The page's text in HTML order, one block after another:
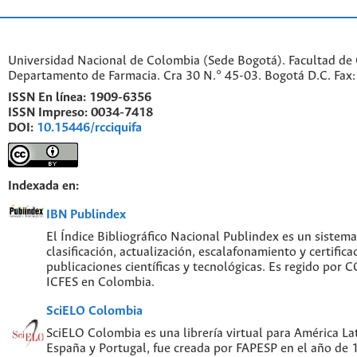
Universidad Nacional de Colombia (Sede Bogotá). Facultad de
Departamento de Farmacia. Cra 30 N.° 45-03. Bogotá D.C.
ISSN En línea: 1909-6356
ISSN Impreso: 0034-7418
DOI: 10.15446/rcciquifa
Indexada en:
IBN Publindex
El Índice Bibliográfico Nacional Publindex es un
clasificación, actualización, escalafonamiento y
publicaciones científicas y tecnológicas. Es regido por
ICFES en Colombia.
SciELO Colombia
SciELO Colombia es una librería virtual para América
España y Portugal, fue creada por FAPESP en el año de